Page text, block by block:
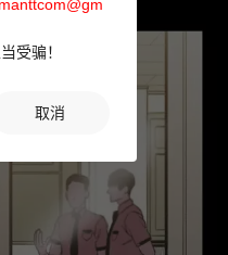
受骗！
取消